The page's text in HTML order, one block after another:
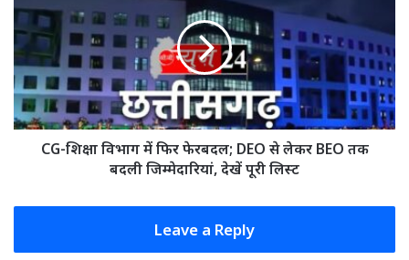
विभाग
ने
जारी
किया
आदेश
विभाग
में
फिर
फेरबदल;
DEO
से
लेकर
जिम्मेदारियां,
CG-शिक्षा विभाग में फिर फेरबदल; DEO से लेकर BEO तक
बदली जिम्मेदारियां, देखें पूरी लिस्ट
Leave a Reply